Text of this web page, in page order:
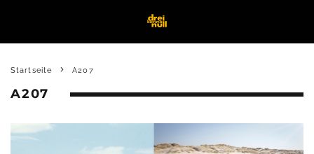
Startseite A207
A207